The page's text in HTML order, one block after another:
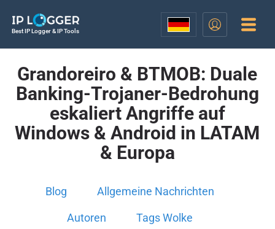
Best IP Logger & IP Tools
Grandoreiro & BTMOB: Duale
Banking-Trojaner-Bedrohung
eskaliert Angriffe auf
Windows & Android in LATAM
& Europa
Blog Allgemeine Nachrichten
Autoren Tags Wolke